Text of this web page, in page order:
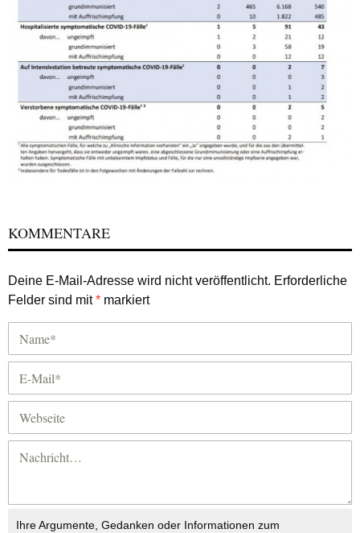
KOMMENTARE
Deine E-Mail-Adresse wird nicht veröffentlicht. Erforderliche
Felder sind mit* markiert
Ihre Argumente, Gedanken oder Informationen zum